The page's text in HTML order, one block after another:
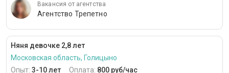
Вакансия от агентства
Агентство Трепетно
Няня девочке 2,8 лет
Московская область, Голицыно
Опыт: 3-10 лет Оплата: 800 руб/час